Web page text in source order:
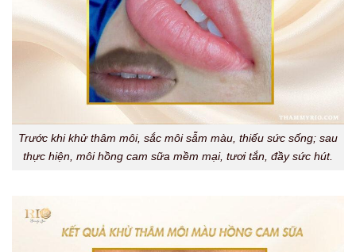
Trước khi khử thâm môi, sắc môi sẫm màu, thiếu sức sống; sau
thực hiện, môi hồng cam sữa mềm mại, tươi tắn, đầy sức hút.